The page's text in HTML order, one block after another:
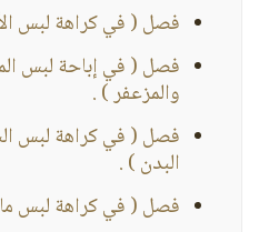
فصل ( في كراهة لبس
فصل ( في إباحة لبس
والمزعفر ) .
فصل ( في كراهة لبس
البدن ) .
فصل ( في كراهة لبس